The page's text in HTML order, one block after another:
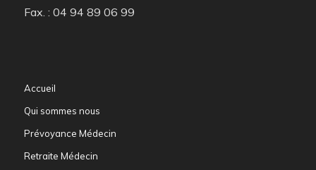
Fax. : 04 94 89 06 99
Accueil
Qui sommes nous
Prévoyance Médecin
Retraite Médecin